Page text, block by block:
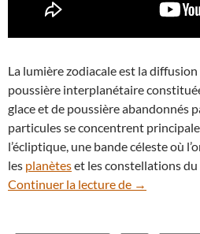
La lumière zodiacale est la
poussière interplanétaire
glace et de poussière abandonnés
particules se concentrent
l’écliptique, une bande céleste où
les planèteset les constellations du
Continuer la lecture de
En vidéo :
→